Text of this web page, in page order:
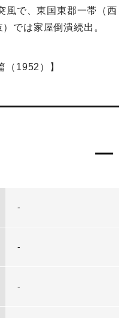
風で、東国東郡一帯（西
では家屋倒潰続出。
（1952）】
-
-
-